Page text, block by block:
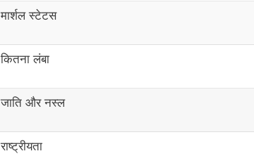
मार्शल स्टेटस
कितना लंबा
जाति और नस्ल
राष्ट्रीयता